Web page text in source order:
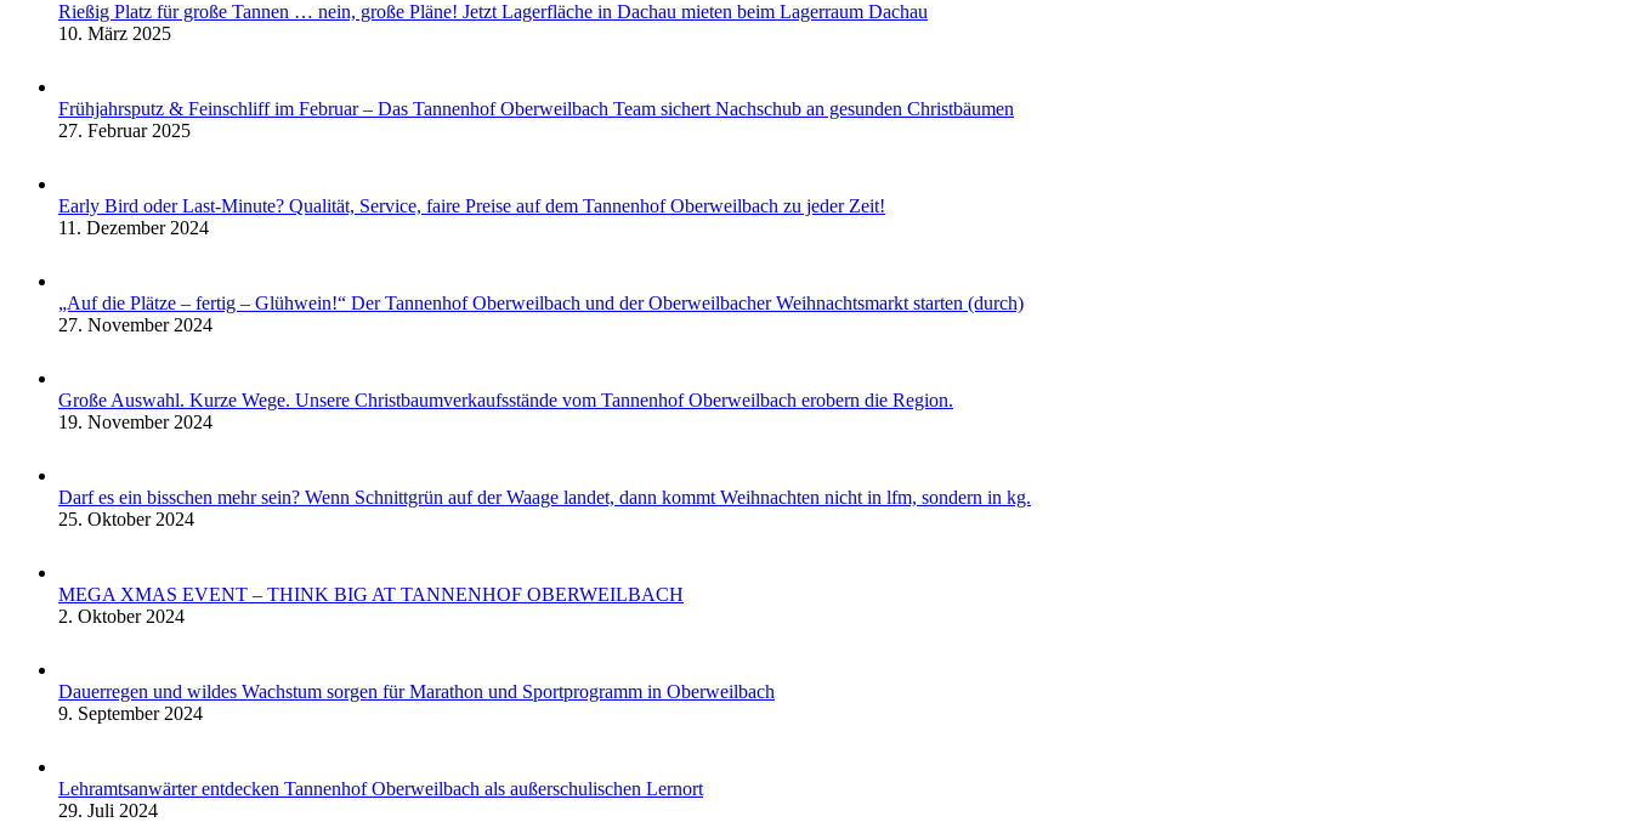
Rießig Platz für große Tannen … nein, große Pläne! Jetzt Lagerfläche in Dachau mieten beim Lagerraum Dachau
10. März 2025
Frühjahrsputz & Feinschliff im Februar – Das Tannenhof Oberweilbach Team sichert Nachschub an gesunden Christbäumen
27. Februar 2025
Early Bird oder Last-Minute? Qualität, Service, faire Preise auf dem Tannenhof Oberweilbach zu jeder Zeit!
11. Dezember 2024
„Auf die Plätze – fertig – Glühwein!“ Der Tannenhof Oberweilbach und der Oberweilbacher Weihnachtsmarkt starten (durch)
27. November 2024
Große Auswahl. Kurze Wege. Unsere Christbaumverkaufsstände vom Tannenhof Oberweilbach erobern die Region.
19. November 2024
Darf es ein bisschen mehr sein? Wenn Schnittgrün auf der Waage landet, dann kommt Weihnachten nicht in lfm, sondern in kg.
25. Oktober 2024
MEGA XMAS EVENT – THINK BIG AT TANNENHOF OBERWEILBACH
2. Oktober 2024
Dauerregen und wildes Wachstum sorgen für Marathon und Sportprogramm in Oberweilbach
9. September 2024
Lehramtsanwärter entdecken Tannenhof Oberweilbach als außerschulischen Lernort
29. Juli 2024